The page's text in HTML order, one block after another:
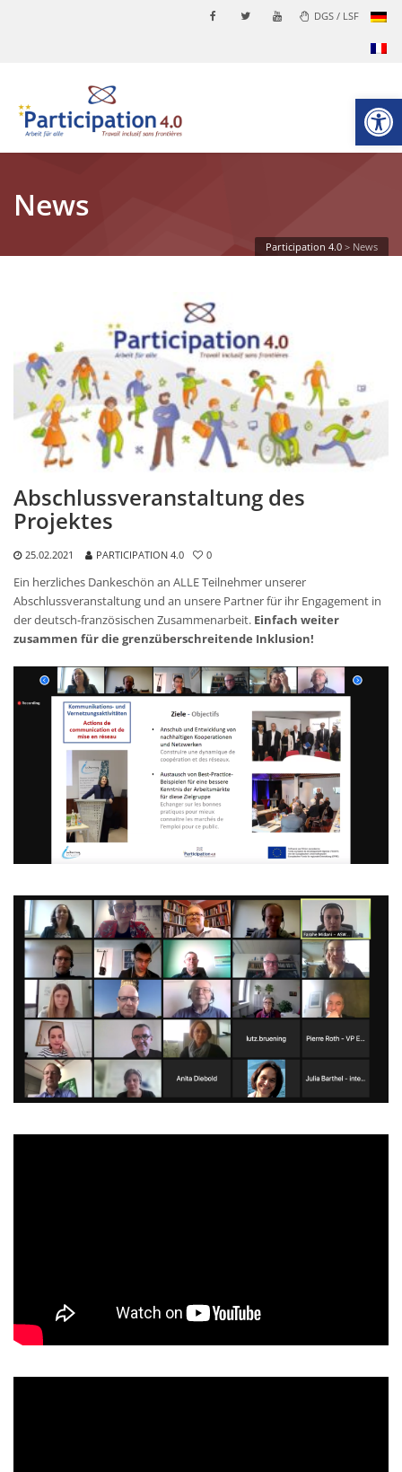
DGS / LSF
News
Participation 4.0 > News
Abschlussveranstaltung des
Projektes
25.02.2021 PARTICIPATION 4.0 0
Ein herzliches Dankeschön an ALLE Teilnehmer unserer
Abschlussveranstaltung und an unsere Partner für ihr Engagement in
der deutsch-französischen Zusammenarbeit. Einfach weiter
zusammen für die grenzüberschreitende Inklusion!